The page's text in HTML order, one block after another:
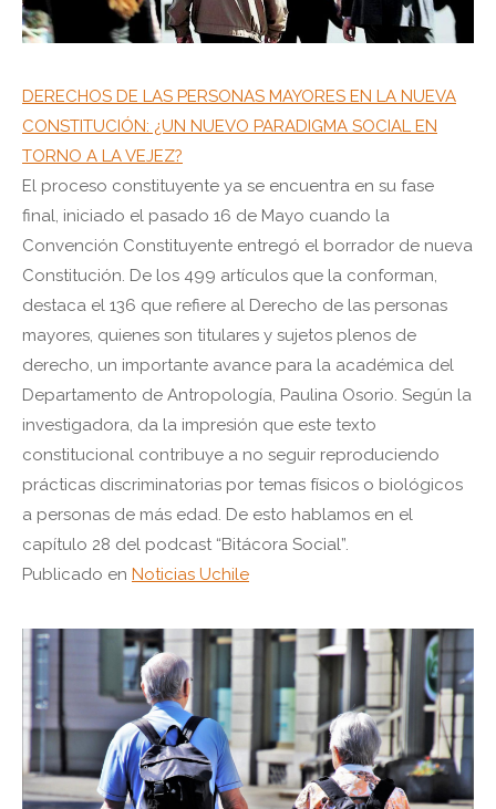
DERECHOS DE LAS PERSONAS MAYORES EN LA NUEVA
CONSTITUCIÓN: ¿UN NUEVO PARADIGMA SOCIAL EN
TORNO A LA VEJEZ?
El proceso constituyente ya se encuentra en su fase
final, iniciado el pasado 16 de Mayo cuando la
Convención Constituyente entregó el borrador de nueva
Constitución. De los 499 artículos que la conforman,
destaca el 136 que refiere al Derecho de las personas
mayores, quienes son titulares y sujetos plenos de
derecho, un importante avance para la académica del
Departamento de Antropología, Paulina Osorio. Según la
investigadora, da la impresión que este texto
constitucional contribuye a no seguir reproduciendo
prácticas discriminatorias por temas físicos o biológicos
a personas de más edad. De esto hablamos en el
capítulo 28 del podcast “Bitácora Social”.
Publicado en Noticias Uchile